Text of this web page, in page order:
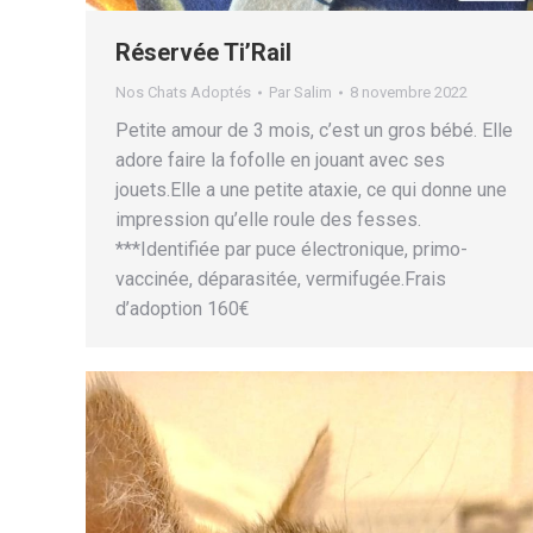
Réservée Ti’Rail
Nos Chats Adoptés Par Salim 8 novembre 2022
Petite amour de 3 mois, c’est un gros bébé. Elle
adore faire la fofolle en jouant avec ses
jouets.Elle a une petite ataxie, ce qui donne une
impression qu’elle roule des fesses.
***Identifiée par puce électronique, primo-
vaccinée, déparasitée, vermifugée.Frais
d’adoption 160€